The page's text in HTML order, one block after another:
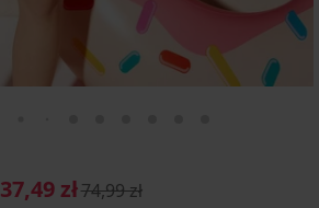
37,49 zł74,99 zł